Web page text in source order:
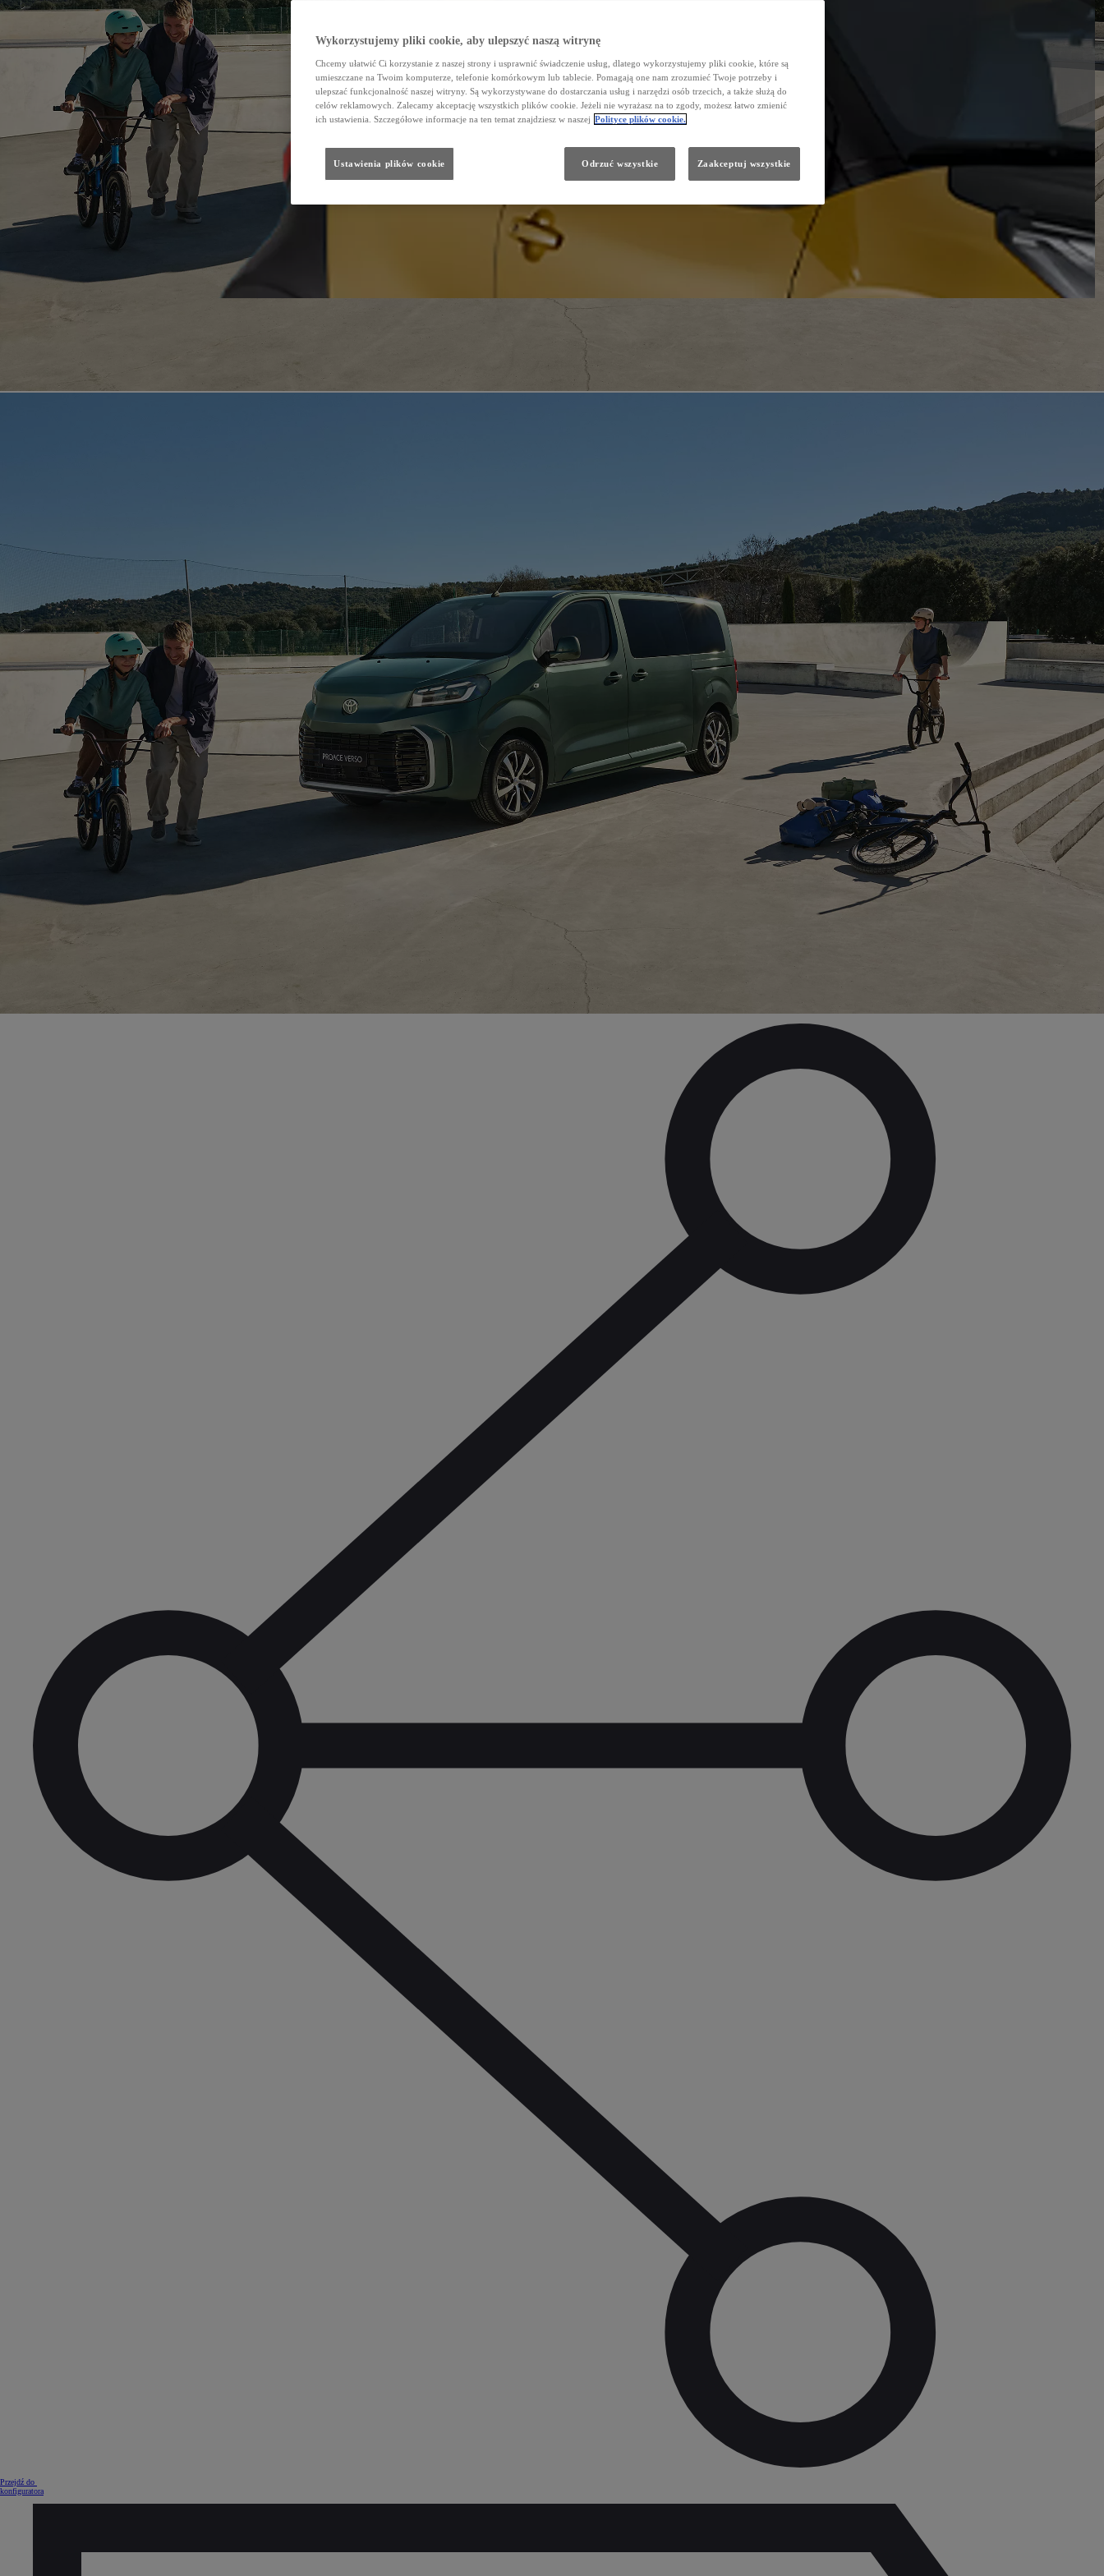
Yaris Cross
Przejdź do
konfiguratora
Wykorzystujemy pliki cookie, aby ulepszyć naszą witrynę
Chcemy ułatwić Ci korzystanie z naszej strony i usprawnić świadczenie usług, dlatego wykorzystujemy pliki cookie, które są
umieszczane na Twoim komputerze, telefonie komórkowym lub tablecie. Pomagają one nam zrozumieć Twoje potrzeby i
ulepszać funkcjonalność naszej witryny. Są wykorzystywane do dostarczania usług i narzędzi osób trzecich, a także służą do
celów reklamowych. Zalecamy akceptację wszystkich plików cookie. Jeżeli nie wyrażasz na to zgody, możesz łatwo zmienić
ich ustawienia. Szczegółowe informacje na ten temat znajdziesz w naszej Polityce plików cookie.
Ustawienia plików cookie Odrzuć wszystkie Zaakceptuj wszystkie